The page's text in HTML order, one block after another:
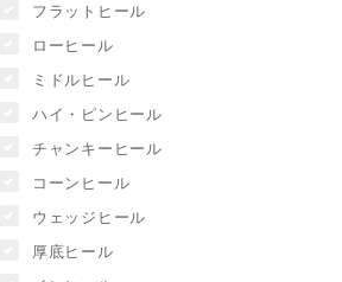
フラットヒール
ローヒール
ミドルヒール
ハイ・ピンヒール
チャンキーヒール
コーンヒール
ウェッジヒール
厚底ヒール